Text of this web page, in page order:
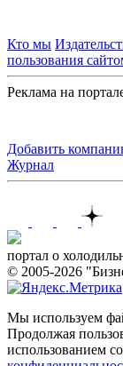
Кто мы
пользования
Реклама на
Добавить
Журнал
портал о
© 2005-2026
Мы используем
Продолжая
использованием